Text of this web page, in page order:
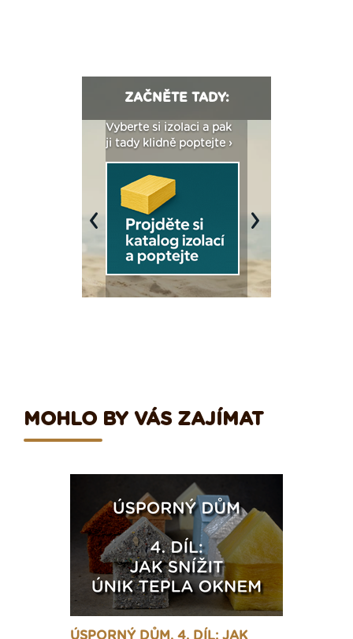
ZAČNĚTE TADY:
Vyberte si izolaci a pak
ji tady klidně poptejte ›
Previous Next
MOHLO BY VÁS ZAJÍMAT
ÚSPORNÝ DŮM, 4. DÍL: JAK